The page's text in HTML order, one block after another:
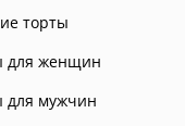
торты
для женщин
для мужчин